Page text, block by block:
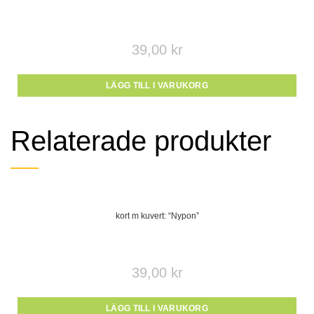
39,00 kr
LÄGG TILL I VARUKORG
Relaterade produkter
kort m kuvert: “Nypon”
39,00 kr
LÄGG TILL I VARUKORG